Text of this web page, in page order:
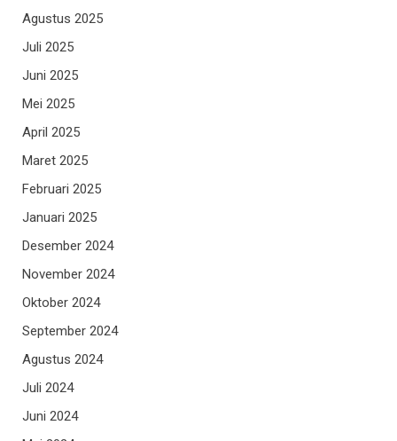
Agustus 2025
Juli 2025
Juni 2025
Mei 2025
April 2025
Maret 2025
Februari 2025
Januari 2025
Desember 2024
November 2024
Oktober 2024
September 2024
Agustus 2024
Juli 2024
Juni 2024